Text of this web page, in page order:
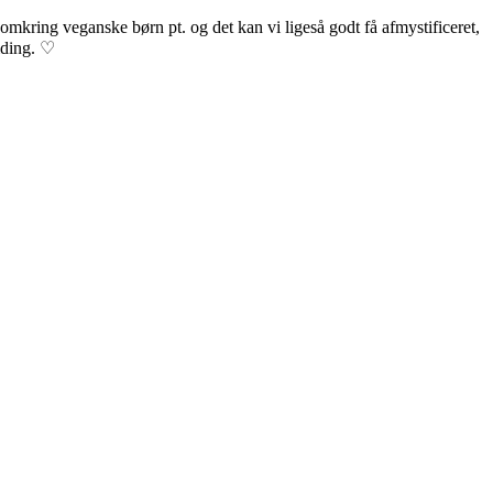
veganske børn pt. og det kan vi ligeså godt få afmystificeret,
♡